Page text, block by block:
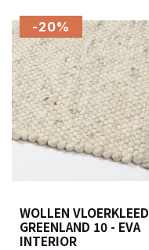
-20%
WOLLEN VLOERKLEED
GREENLAND 10 - EVA
INTERIOR